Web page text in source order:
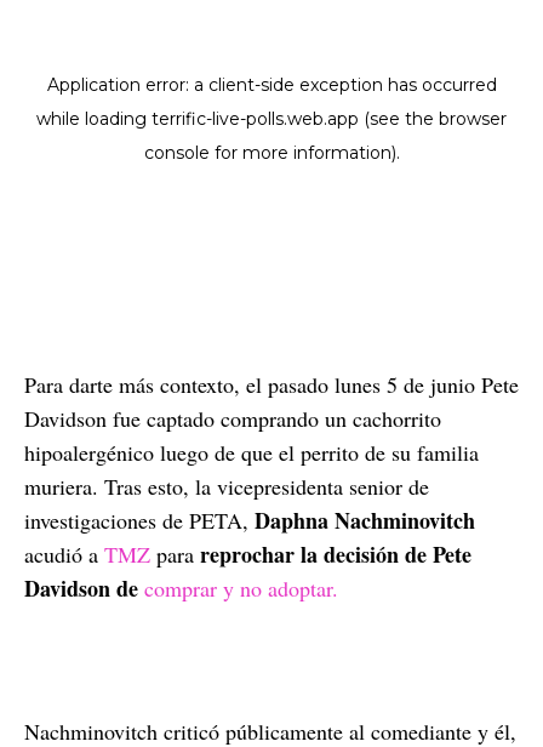
Para darte más contexto, el pasado lunes 5 de junio Pete
Davidson fue captado comprando un cachorrito
hipoalergénico luego de que el perrito de su familia
muriera. Tras esto, la vicepresidenta senior de
investigaciones de PETA, Daphna Nachminovitch
acudió a TMZ para reprochar la decisión de Pete
Davidson de comprar y no adoptar.
Nachminovitch criticó públicamente al comediante y él,